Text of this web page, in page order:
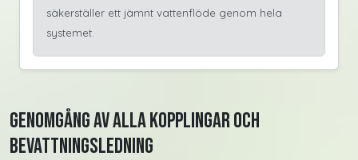
säkerställer ett jämnt vattenflöde genom hela
systemet.
Genomgång av alla kopplingar och
bevattningsledning